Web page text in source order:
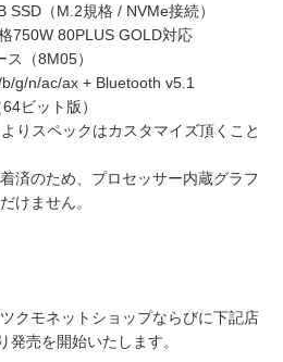
（M.2規格 / NVMe接続）
750W 80PLUS GOLD対応
（8M05）
g/n/ac/ax + Bluetooth v5.1
ビット版）
りスペックはカスタマイズ頂くこと
済のため、プロセッサー内蔵グラフ
けません。
クモネットショップならびに下記店
売を開始いたします。